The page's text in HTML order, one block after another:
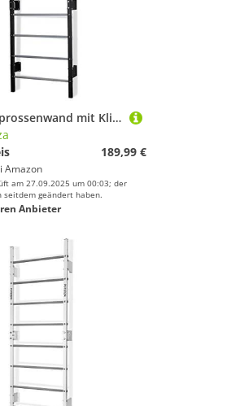
Potenza Sprossenwand mit Klimmzugstange Pull Up Bar Turngeräte Fitness Turnwand Klettergerüst bis 250kg Kletterwand Gym Sportgerät für Erwachsene Heim Turnhalle (Schwarz-Grau - mit Klimmzugstange)
189,99 €
Amazon
am 27.09.2025 um 00:03; der
seitdem geändert haben.
Anbieter